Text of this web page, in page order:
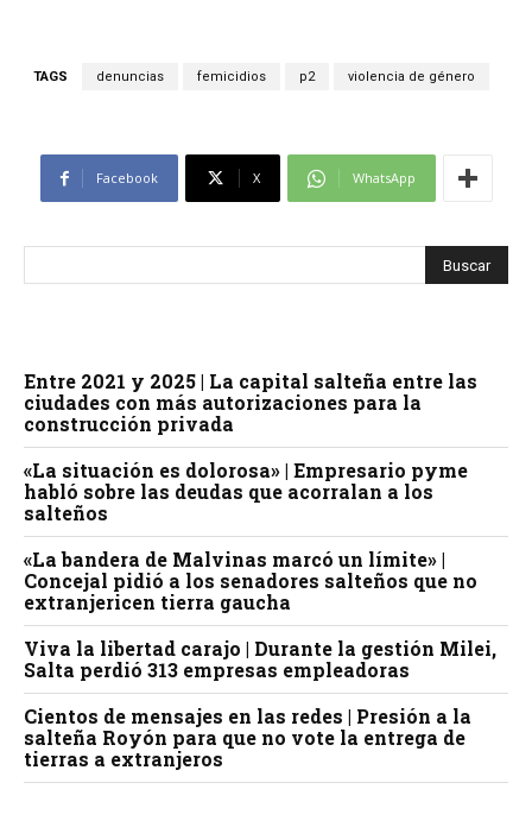
TAGS denuncias femicidios p2 violencia de género
Facebook X WhatsApp
Entre 2021 y 2025 | La capital salteña entre las
ciudades con más autorizaciones para la
construcción privada
«La situación es dolorosa» | Empresario pyme
habló sobre las deudas que acorralan a los
salteños
«La bandera de Malvinas marcó un límite» |
Concejal pidió a los senadores salteños que no
extranjericen tierra gaucha
Viva la libertad carajo | Durante la gestión Milei,
Salta perdió 313 empresas empleadoras
Cientos de mensajes en las redes | Presión a la
salteña Royón para que no vote la entrega de
tierras a extranjeros